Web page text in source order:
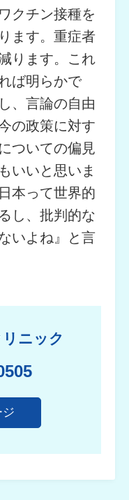
クチン接種を
ます。重症者
ります。これ
ば明らかで
、言論の自由
の政策に対す
ついての偏見
いいと思いま
本って世界的
し、批判的な
いよね』と言
ニック